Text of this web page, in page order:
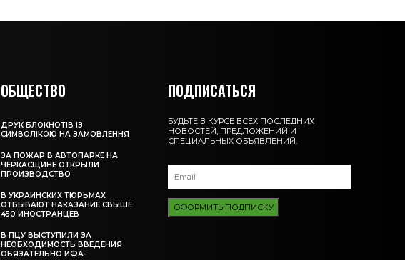
ОБЩЕСТВО
ДРУК БЛОКНОТІВ ІЗ
СИМВОЛІКОЮ НА ЗАМОВЛЕННЯ
ЗА ПОЖАР В АВТОПАРКЕ НА
ЧЕРКАСЩИНЕ ОТКРЫЛИ
ПРОИЗВОДСТВО
В УКРАИНСКИХ ТЮРЬМАХ
ОТБЫВАЮТ НАКАЗАНИЕ СВЫШЕ
450 ИНОСТРАНЦЕВ
В ПЦУ ВЫСТУПИЛИ ЗА
НЕОБХОДИМОСТЬ ВВЕДЕНИЯ
ОБЯЗАТЕЛЬНО ИФА-
ПОДПИСАТЬСЯ
БУДЬТЕ В КУРСЕ ВСЕХ ПОСЛЕДНИХ
НОВОСТЕЙ, ПРЕДЛОЖЕНИЙ И
СПЕЦИАЛЬНЫХ ОБЪЯВЛЕНИЙ.
ОФОРМИТЬ ПОДПИСКУ